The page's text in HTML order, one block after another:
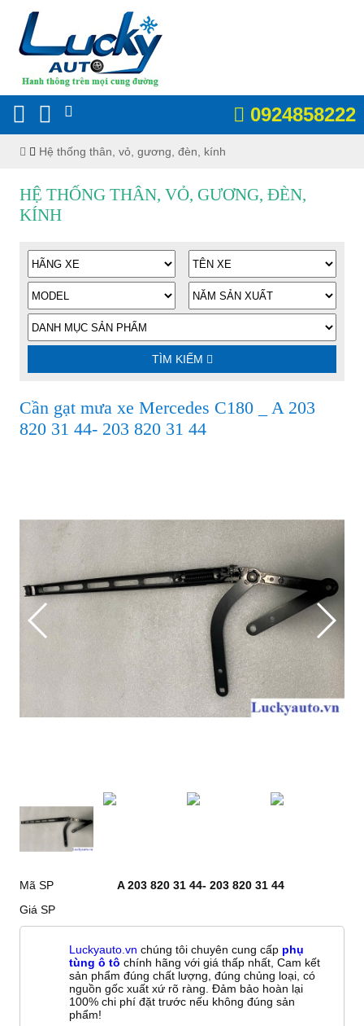
0924858222
Hệ thống thân, vỏ, gương, đèn, kính
HỆ THỐNG THÂN, VỎ, GƯƠNG, ĐÈN,
KÍNH
TÌM KIẾM
Cần gạt mưa xe Mercedes C180 _ A 203
820 31 44- 203 820 31 44
Mã SP
A 203 820 31 44- 203 820 31 44
Giá SP
Luckyauto.vn chúng tôi chuyên cung cấp phụ
tùng ô tô chính hãng với giá thấp nhất, Cam kết
sản phẩm đúng chất lượng, đúng chủng loại, có
nguồn gốc xuất xứ rõ ràng. Đảm bảo hoàn lại
100% chi phí đặt trước nếu không đúng sản
phẩm!